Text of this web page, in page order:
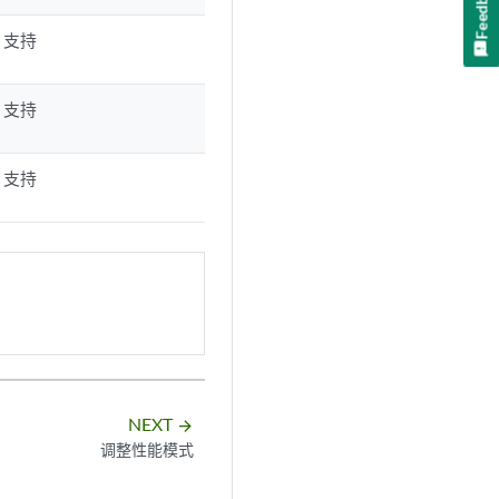
支持
支持
支持
NEXT arrow_forward
调整性能模式